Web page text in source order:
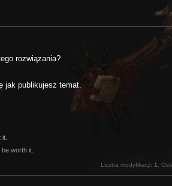
rozwiązania?
jak publikujesz temat.
worth it.
Liczba modyfikacji:1,